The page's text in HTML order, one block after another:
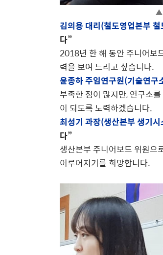
김의용 대리(철도영업본부
다”
2018년 한 해 동안 주니어보
력을 보여 드리고 싶습니다.
윤종하 주임연구원(기술연구
부족한 점이 많지만, 연구소
이 되도록 노력하겠습니다.
최성기 과장(생산본부 생기
다”
생산본부 주니어보드 위원으
이루어지기를 희망합니다.